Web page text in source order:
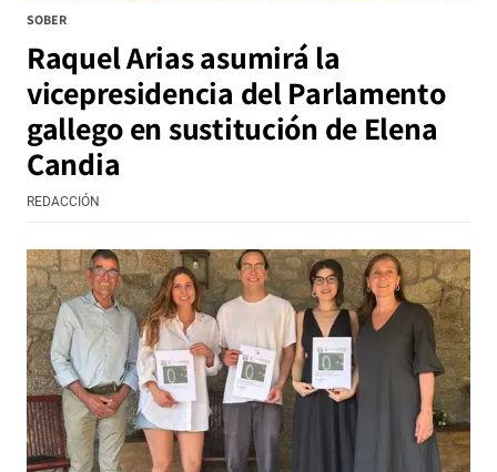
SOBER
Raquel Arias asumirá la
vicepresidencia del Parlamento
gallego en sustitución de Elena
Candia
REDACCIÓN